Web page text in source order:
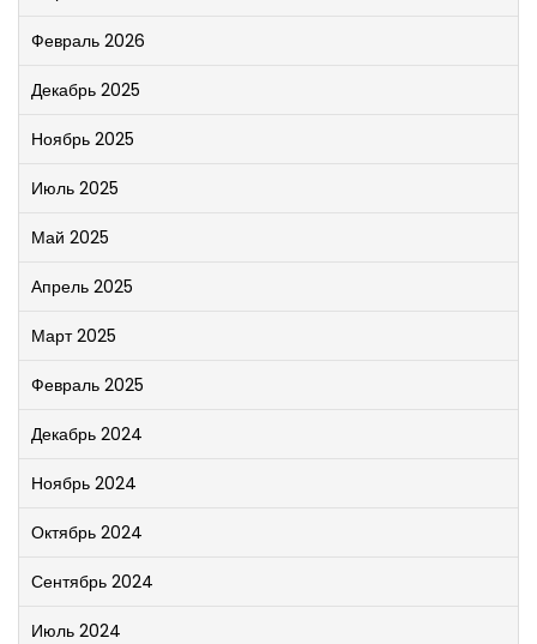
Февраль 2026
Декабрь 2025
Ноябрь 2025
Июль 2025
Май 2025
Апрель 2025
Март 2025
Февраль 2025
Декабрь 2024
Ноябрь 2024
Октябрь 2024
Сентябрь 2024
Июль 2024